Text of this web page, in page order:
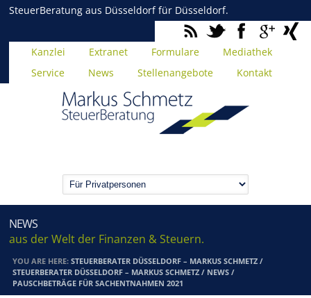
SteuerBeratung aus Düsseldorf für Düsseldorf.
Kanzlei Extranet Formulare
Mediathek
Service
News Stellenangebote Kontakt
NEWS
aus der Welt der Finanzen & Steuern.
YOU ARE HERE:STEUERBERATER DÜSSELDORF – MARKUS SCHMETZ /
STEUERBERATER DÜSSELDORF – MARKUS SCHMETZ / NEWS /
PAUSCHBETRÄGE FÜR SACHENTNAHMEN 2021